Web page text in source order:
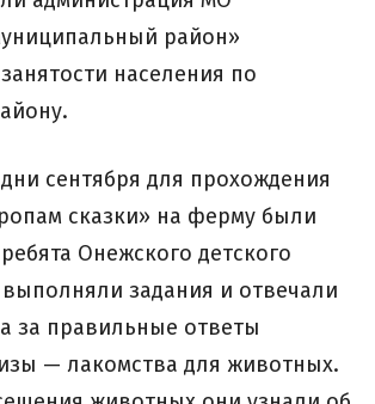
район»
населения по
сентября для прохождения
сказки» на ферму были
Онежского детского
задания и отвечали
за правильные ответы
— лакомства для животных.